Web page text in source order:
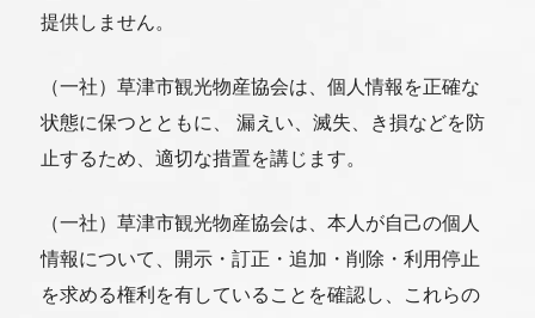
提供しません。
（一社）草津市観光物産協会は、個人情報を正確な
状態に保つとともに、 漏えい、滅失、き損などを防
止するため、適切な措置を講じます。
（一社）草津市観光物産協会は、本人が自己の個人
情報について、開示・訂正・追加・削除・利用停止
を求める権利を有していることを確認し、これらの
Language(Sightseeing)
バス駐車場予約について
事業者の皆さま(会員・旅行会社など)へ